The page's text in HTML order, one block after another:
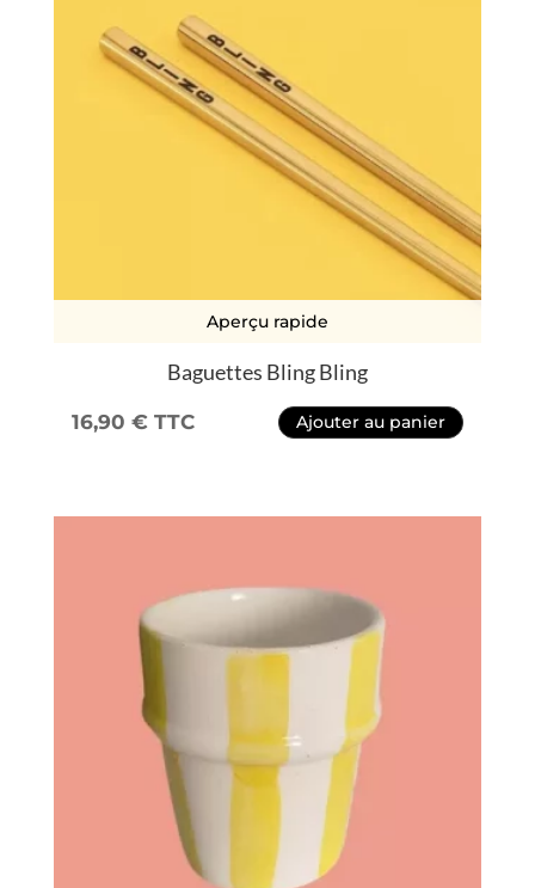
Aperçu rapide
Baguettes Bling Bling
16,90 € TTC Ajouter au panier